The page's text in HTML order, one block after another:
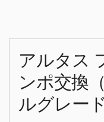
アルタス
ンポ交換
ルグレード